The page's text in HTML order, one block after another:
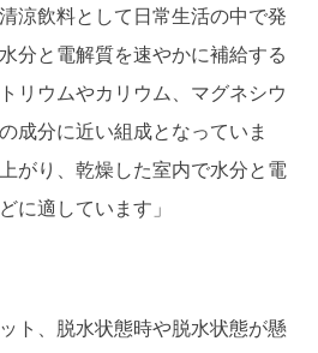
涼飲料として日常生活の中で発
分と電解質を速やかに補給する
リウムやカリウム、マグネシウ
成分に近い組成となっていま
がり、乾燥した室内で水分と電
に適しています」
ト、脱水状態時や脱水状態が懸